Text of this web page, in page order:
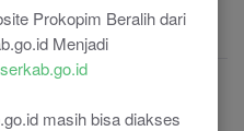
Prokopim Beralih dari
Menjadi
masih bisa diakses
Kab.Paser